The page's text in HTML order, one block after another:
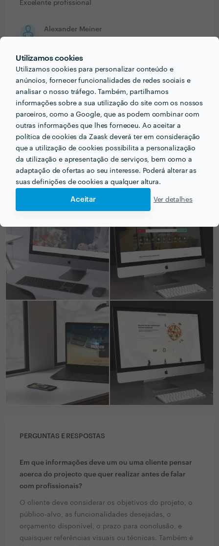
Utilizamos cookies
Utilizamos cookies para personalizar conteúdo e
anúncios, fornecer funcionalidades de redes sociais e
analisar o nosso tráfego. Também, partilhamos
informações sobre a sua utilização do site com os nossos
parceiros, como a Google, que as podem combinar com
outras informações que lhes forneceu. Ao aceitar a
política de cookies da Zaask deverá ter em consideração
que a utilização de cookies possibilita a personalização
da utilização e apresentação de serviços, bem como a
adaptação de ofertas ao seu interesse. Poderá alterar as
suas definições de cookies a qualquer altura.
Aceitar Ver detalhes
Excelente profissional
Alexander Meiner
30 Jul 2024
Very friendly and reliable communication. Responses
Ver mais
PORTEFÓLIO
PERGUNTAS E RESPOSTAS
Em que informações deve um ou uma cliente pensar
acerca do projecto que quer realizar antes de falar
com profissionais?
O cliente deve considerar os objetivos do projeto, o
público-alvo, as funcionalidades desejadas, o
orçamento disponível, o prazo para conclusão, e
quaisquer referências visuais ou técnicas. Também é